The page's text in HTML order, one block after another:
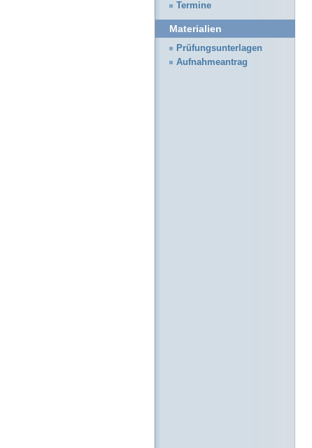
Termine
Materialien
Prüfungsunterlagen
Aufnahmeantrag